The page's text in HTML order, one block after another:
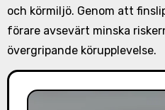
och körmiljö. Genom att
förare avsevärt minska
övergripande körupplevelse.